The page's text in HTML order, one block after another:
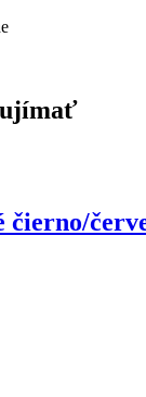
čierno/